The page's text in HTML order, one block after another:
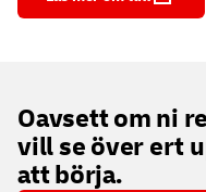
Oavsett om ni
vill se över ert
att börja.